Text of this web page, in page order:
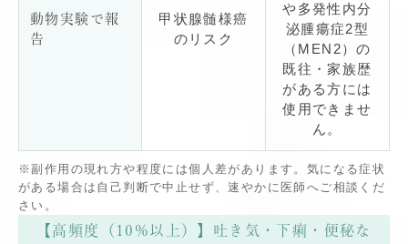
動物実験で報
告
甲状腺髄様癌
のリスク
や多発性内分
泌腫瘍症2型
（MEN2）の
既往・家族歴
がある方には
使用できませ
ん。
※副作用の現れ方や程度には個人差があります。気になる症状
がある場合は自己判断で中止せず、速やかに医師へご相談くだ
さい。
【高頻度（10%以上）】吐き気・下痢・便秘な